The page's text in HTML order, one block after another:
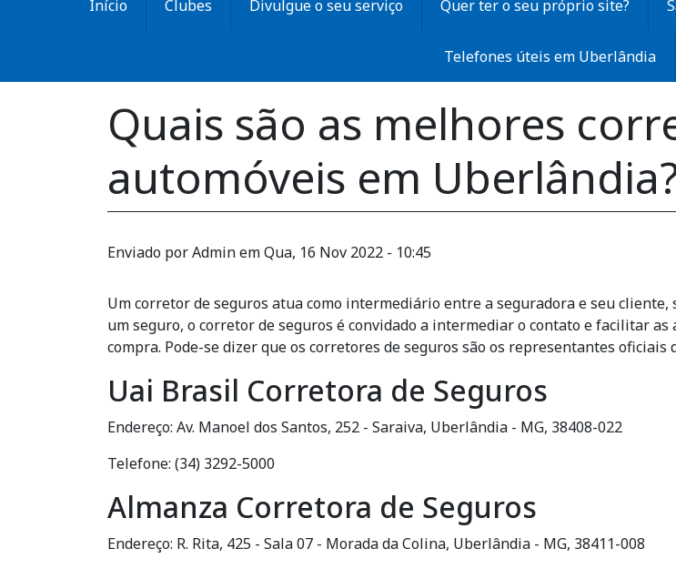
Início Clubes Divulgue o seu serviço Quer ter o seu próprio site?
Telefones úteis em Uberlândia
Quais são as melhores
automóveis em
Enviado porAdminemQua, 16 Nov 2022 - 10:45
Um corretor de seguros atua como intermediário entre a seguradora e seu
um seguro, o corretor de seguros é convidado a intermediar o contato e facilitar
compra. Pode-se dizer que os corretores de seguros são os representantes oficiais
Uai Brasil Corretora de Seguros
Endereço: Av. Manoel dos Santos, 252 - Saraiva, Uberlândia - MG, 38408-022
Telefone: (34) 3292-5000
Almanza Corretora de Seguros
Endereço: R. Rita, 425 - Sala 07 - Morada da Colina, Uberlândia - MG, 38411-008